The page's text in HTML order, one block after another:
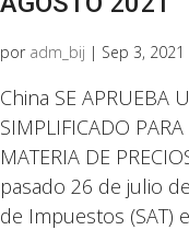
por adm_bij | Sep 3, 2021
China SE APRUEBA
SIMPLIFICADO
MATERIA DE
pasado 26 de julio
de Impuestos (SAT)